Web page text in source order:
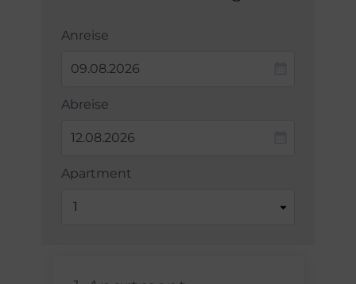
Anreise
Abreise
Apartment